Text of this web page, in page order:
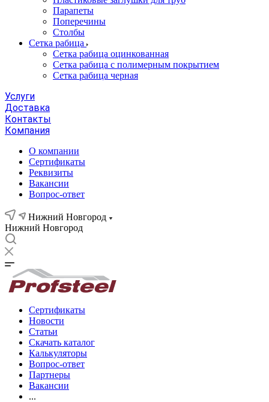
Парапеты
Поперечины
Столбы
Сетка рабица
Сетка рабица оцинкованная
Сетка рабица с полимерным покрытием
Сетка рабица черная
Услуги
Доставка
Контакты
Компания
О компании
Сертификаты
Реквизиты
Вакансии
Вопрос-ответ
Нижний Новгород
Нижний Новгород
Сертификаты
Новости
Статьи
Скачать каталог
Калькуляторы
Вопрос-ответ
Партнеры
Вакансии
...